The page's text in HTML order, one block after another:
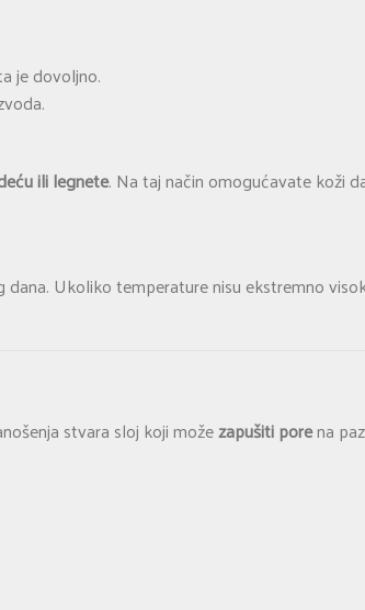
je dovoljno.
ili legnete. Na taj način omogućavate koži
Ukoliko temperature nisu ekstremno
stvara sloj koji možezapušiti porena